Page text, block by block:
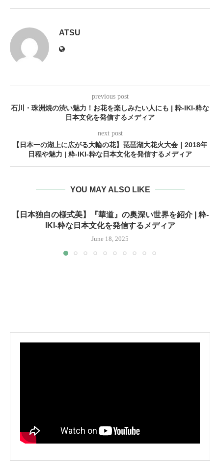
ATSU
previous post
石川・珠洲焼の渋い魅力！お花を楽しみたい人にも | 粋-IKI-粋な
日本文化を発信するメディア
next post
【日本一の湖上に広がる大輪の花】琵琶湖大花火大会｜2018年
日程や魅力 | 粋-IKI-粋な日本文化を発信するメディア
YOU MAY ALSO LIKE
【日本独自の様式美】『華道』の奥深い世界を紹介 | 粋-
IKI-粋な日本文化を発信するメディア
June 18, 2025